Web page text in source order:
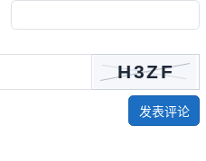
发表评论